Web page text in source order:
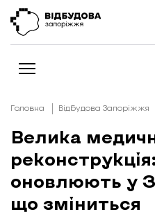
Новини
Відбудова Запоріжжя
Ексклюзив
Шлях додому
Головна Відбудова Запоріжжя
Велика
оновлюють у
що зміниться